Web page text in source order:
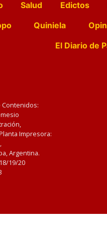
Salud Edictos
Quiniela
El Diario de
Impresora:
Argentina.
19/20